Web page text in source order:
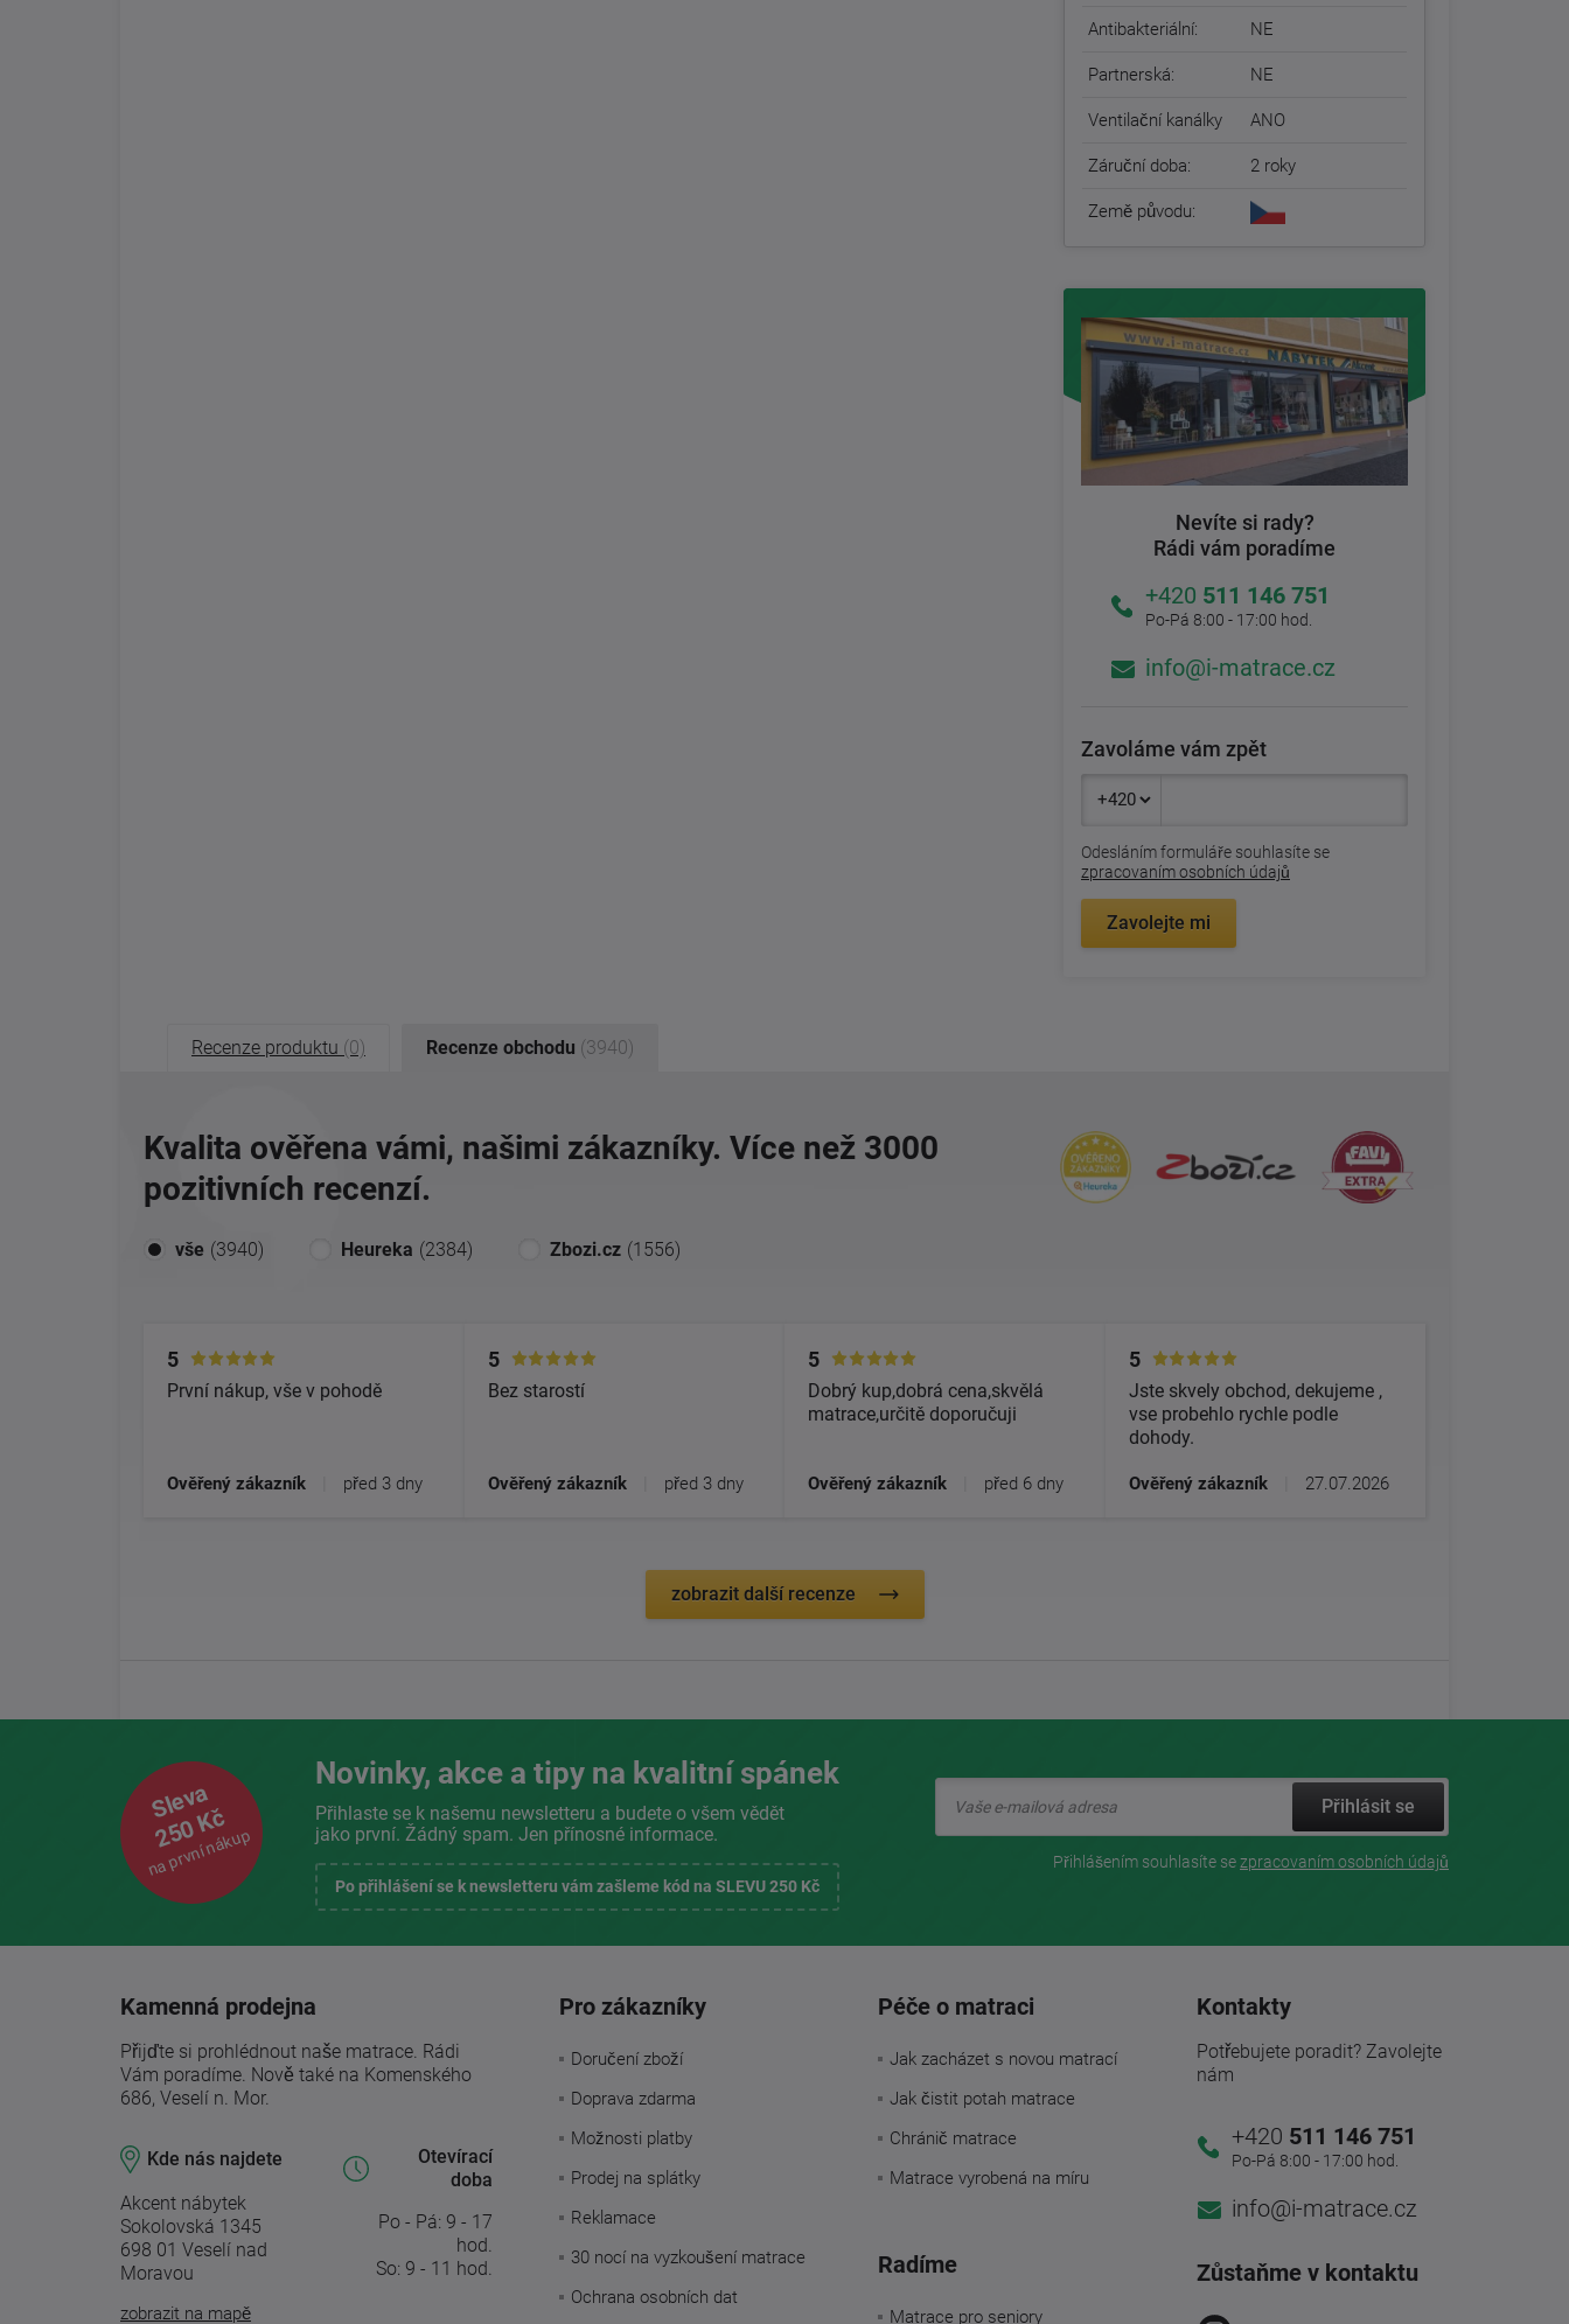
Antibakteriální: NE
Partnerská: NE
Ventilační kanálky ANO
Záruční doba: 2 roky
Země původu:
Nevíte si rady?
Rádi vám poradíme
+420 511 146 751
Po-Pá 8:00 - 17:00 hod.
info@i-matrace.cz
Zavoláme vám zpět
Odesláním formuláře souhlasíte se
zpracovaním osobních údajů
Zavolejte mi
Recenze produktu (0) Recenze obchodu (3940)
Kvalita ověřena vámi, našimi zákazníky. Více než 3000
pozitivních recenzí.
vše (3940) Heureka (2384) Zbozi.cz (1556)
5
První nákup, vše v pohodě
Ověřený zákazník před 3 dny
5
Bez starostí
Ověřený zákazník před 3 dny
5
Dobrý kup,dobrá cena,skvělá
matrace,určitě doporučuji
Ověřený zákazník před 6 dny
5
Jste skvely obchod, dekujeme ,
vse probehlo rychle podle
dohody.
Ověřený zákazník 27.07.2026
zobrazit další recenze
Sleva
250 Kč
na první nákup
Novinky, akce a tipy na kvalitní spánek
Přihlaste se k našemu newsletteru a budete o všem vědět
jako první. Žádný spam. Jen přínosné informace.
Po přihlášení se k newsletteru vám zašleme kód na SLEVU 250 Kč
Přihlásit se
Přihlášením souhlasíte sezpracovaním osobních údajů
Kamenná prodejna
Přijďte si prohlédnout naše matrace. Rádi
Vám poradíme. Nově také na Komenského
686, Veselí n. Mor.
Kde nás najdete
Akcent nábytek
Sokolovská 1345
698 01 Veselí nad
Moravou
zobrazit na mapě
Otevírací
doba
Po - Pá: 9 - 17
hod.
So: 9 - 11 hod.
Pro zákazníky
Doručení zboží
Doprava zdarma
Možnosti platby
Prodej na splátky
Reklamace
30 nocí na vyzkoušení matrace
Ochrana osobních dat
Péče o matraci
Jak zacházet s novou matrací
Jak čistit potah matrace
Chránič matrace
Matrace vyrobená na míru
Radíme
Matrace pro seniory
Kontakty
Potřebujete poradit? Zavolejte
nám
+420 511 146 751
Po-Pá 8:00 - 17:00 hod.
info@i-matrace.cz
Zůstaňme v kontaktu